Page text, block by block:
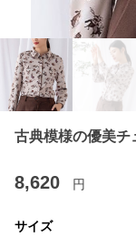
古典模様の優美チ
8,620 円
サイズ